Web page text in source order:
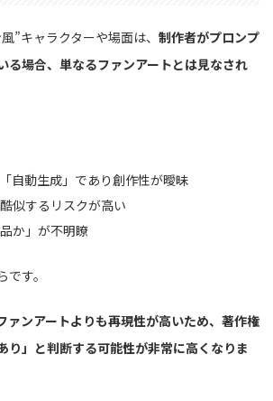
”キャラクターや場面は、 制作者がプロンプ
る場合、単なるファンアートとは見なされ
自動生成」であり創作性が曖昧
似するリスクが高い
か」が不明瞭
す。
ァンアートよりも再現性が高いため、著作権
り」と判断する可能性が非常に高くなりま